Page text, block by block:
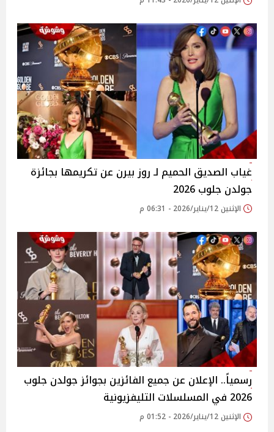
غياب الصديق الحميم لـ روز بيرن عن تكريمها بجائزة
جولدن جلوب 2026
الإثنين 12/يناير/2026 - 06:31 م
رسمياً.. الإعلان عن جميع الفائزين بجوائز جولدن جلوب
2026 في المسلسلات التليفزيونية
الإثنين 12/يناير/2026 - 01:52 م